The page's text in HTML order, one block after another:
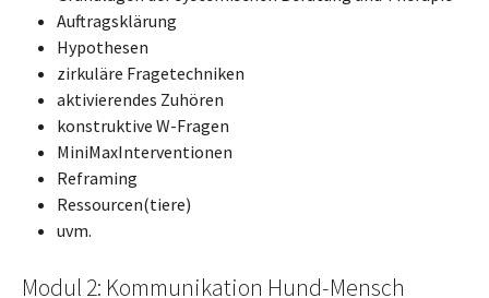
Auftragsklärung
Hypothesen
zirkuläre Fragetechniken
aktivierendes Zuhören
konstruktive W-Fragen
MiniMaxInterventionen
Reframing
Ressourcen(tiere)
uvm.
Modul 2: Kommunikation Hund-Mensch